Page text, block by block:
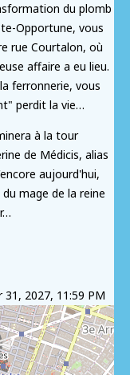
du plomb
Opportune, vous
rue Courtalon, où
affaire a eu lieu.
ferronnerie, vous
perdit la vie…
à la tour
de Médicis, alias
aujourd'hui,
mage de la reine
31, 2027, 11:59 PM